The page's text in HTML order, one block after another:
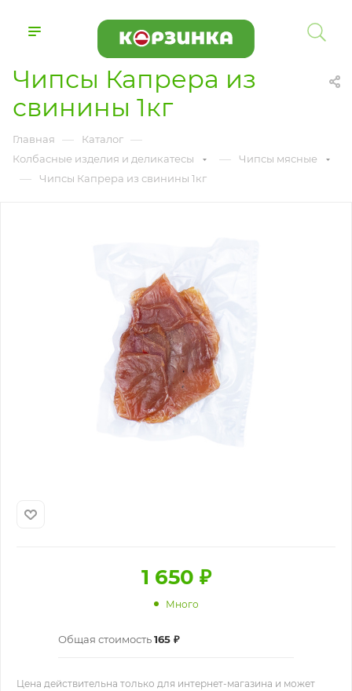
Чипсы Капрера из
свинины 1кг
Главная — Каталог —
Колбасные изделия и деликатесы — Чипсы мясные
— Чипсы Капрера из свинины 1кг
1 650 ₽
Много
Общая стоимость165 ₽
Цена действительна только для интернет-магазина и может